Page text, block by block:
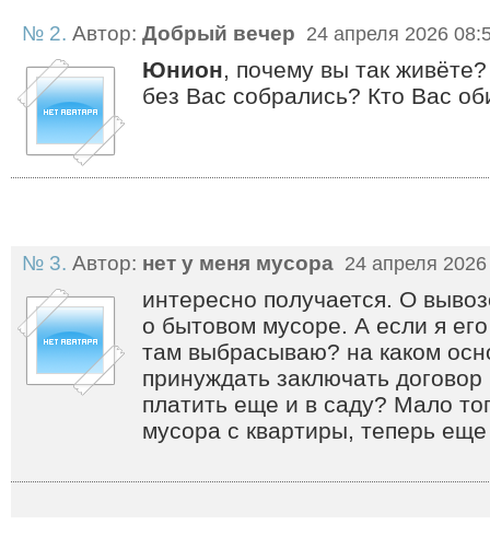
№ 2. Автор: Добрый вечер 24 апреля 2026
Юнион, почему вы так
без Вас собрались? Кто Вас
№ 3. Автор: нет у меня мусора 24 апреля
интересно получается. О
о бытовом мусоре. А если я
там выбрасываю? на каком
принуждать заключать
платить еще и в саду? Мало
мусора с квартиры, теперь